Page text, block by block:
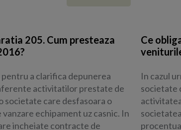
205. Cum presteaza
a clarifica depunerea
activitatilor prestate de
societate care desfasoara o
echipament uz casnic. In
incheiate contracte de
Ce
In cazul
societate